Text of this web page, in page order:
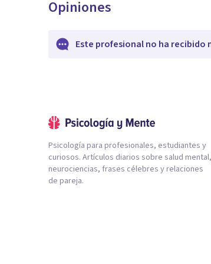
Opiniones
Este profesional no ha recibido
Psicología para profesionales, estudiantes y
curiosos. Artículos diarios sobre salud mental,
neurociencias, frases célebres y relaciones
de pareja.